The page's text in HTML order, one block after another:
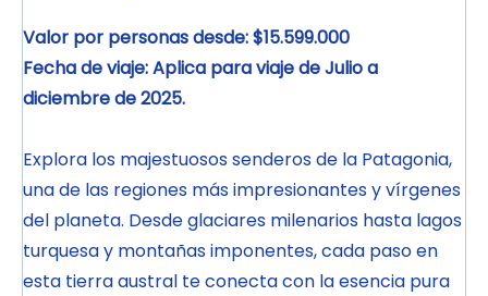
Valor por personas desde: $15.599.000
Fecha de viaje: Aplica para viaje de Julio a
diciembre de 2025.
Explora los majestuosos senderos de la Patagonia,
una de las regiones más impresionantes y vírgenes
del planeta. Desde glaciares milenarios hasta lagos
turquesa y montañas imponentes, cada paso en
esta tierra austral te conecta con la esencia pura